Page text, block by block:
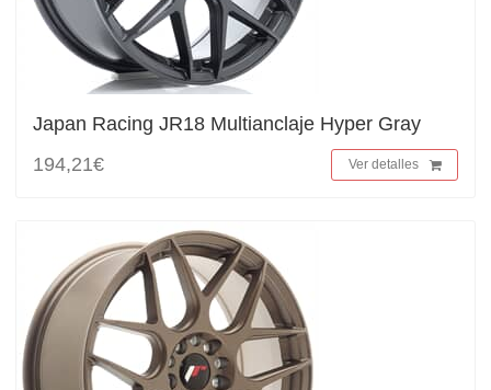
Japan Racing JR18 Multianclaje Hyper Gray
194,21€
Ver detalles